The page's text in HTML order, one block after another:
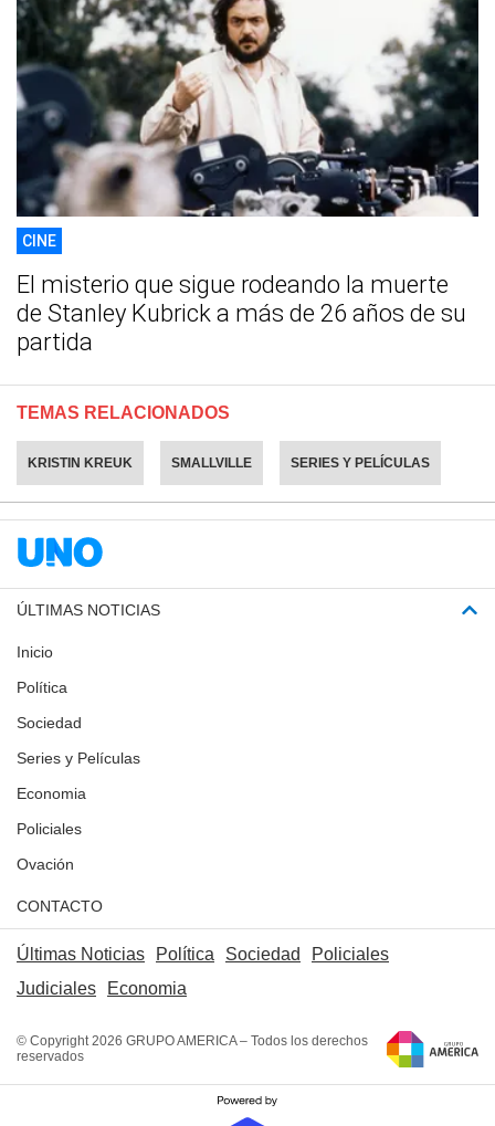
CINE
El misterio que sigue rodeando la muerte
de Stanley Kubrick a más de 26 años de su
partida
TEMAS RELACIONADOS
KRISTIN KREUK SMALLVILLE SERIES Y PELÍCULAS
ÚLTIMAS NOTICIAS
Inicio
Política
Sociedad
Series y Películas
Economia
Policiales
Ovación
CONTACTO
Últimas Noticias Política Sociedad
Policiales
Judiciales
Economia
© Copyright 2026 GRUPO AMERICA – Todos los derechos
reservados